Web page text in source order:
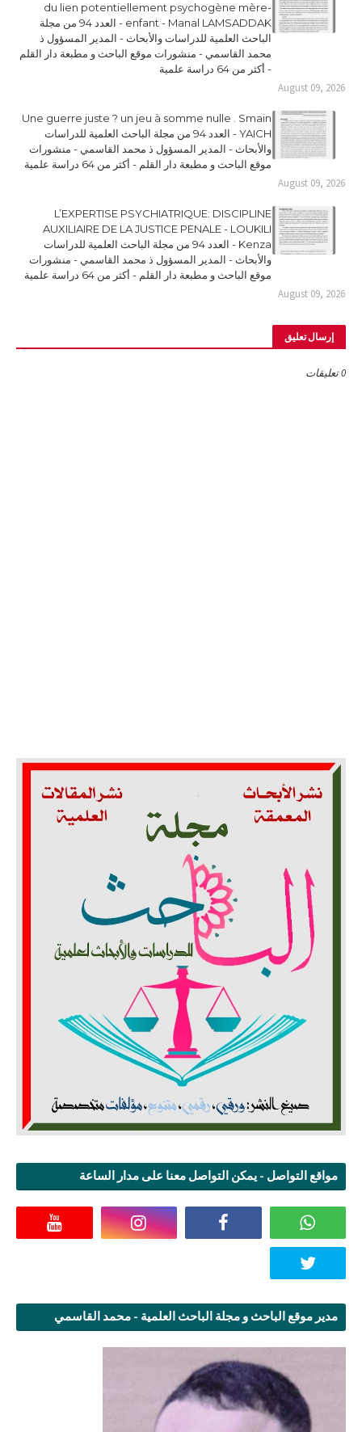
du lien potentiellement psychogène mère-
enfant - Manal LAMSADDAK - العدد 94 من مجلة
الباحث العلمية للدراسات والأبحاث - المدير المسؤول ذ
محمد القاسمي - منشورات موقع الباحث و مطبعة دار القلم
- أكثر من 64 دراسة علمية
August 09, 2026
Une guerre juste ? un jeu à somme nulle . Smain
YAICH - العدد 94 من مجلة الباحث العلمية للدراسات
والأبحاث - المدير المسؤول ذ محمد القاسمي - منشورات
موقع الباحث و مطبعة دار القلم - أكثر من 64 دراسة علمية
August 09, 2026
L’EXPERTISE PSYCHIATRIQUE: DISCIPLINE
AUXILIAIRE DE LA JUSTICE PENALE - LOUKILI
Kenza - العدد 94 من مجلة الباحث العلمية للدراسات
والأبحاث - المدير المسؤول ذ محمد القاسمي - منشورات
موقع الباحث و مطبعة دار القلم - أكثر من 64 دراسة علمية
August 09, 2026
إرسال تعليق
0 تعليقات
مواقع التواصل - يمكن التواصل معنا على مدار الساعة
مدير موقع الباحث و مجلة الباحث العلمية - محمد القاسمي